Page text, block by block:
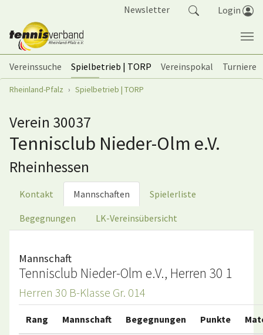
Newsletter Login
Vereinssuche Spielbetrieb | TORP Vereinspokal
Turniere
Sie sind hier:
Rheinland-Pfalz Spielbetrieb | TORP
Verein 30037
Tennisclub Nieder-Olm e.V.
Rheinhessen
Kontakt Mannschaften Spielerliste
Begegnungen LK-Vereinsübersicht
Mannschaft
Tennisclub Nieder-Olm e.V., Herren 30 1
Herren 30 B-Klasse Gr. 014
Rang Mannschaft Begegnungen Punkte